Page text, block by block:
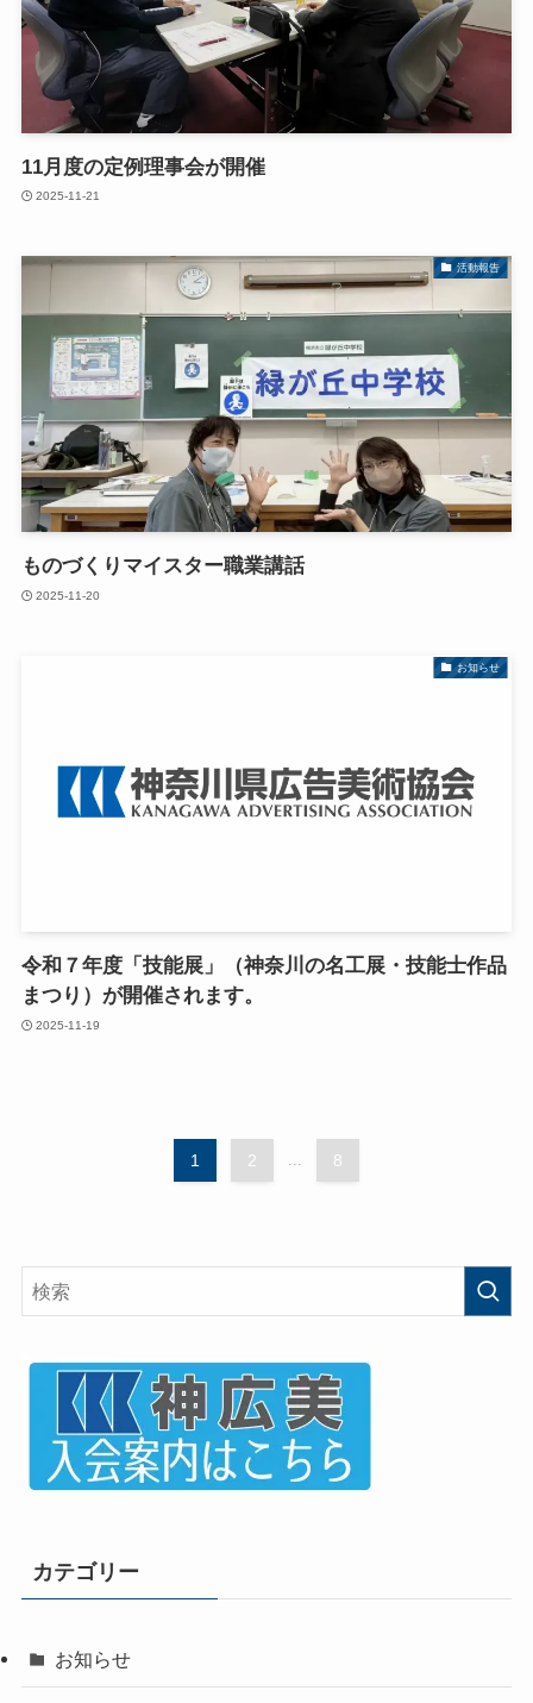
11月度の定例理事会が開催
2025-11-21
活動報告
ものづくりマイスター職業講話
2025-11-20
お知らせ
令和７年度「技能展」（神奈川の名工展・技能士作品
まつり）が開催されます。
2025-11-19
1 2 ... 8
カテゴリー
お知らせ